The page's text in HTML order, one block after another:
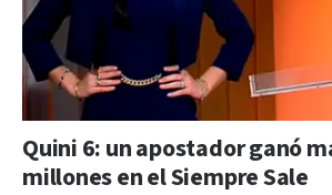
Quini 6: un apostador ganó
millones en el Siempre Sale